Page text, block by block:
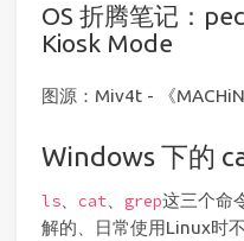
OS 折腾笔记：
Kiosk Mode
图源：Miv4t - 《
Windows 下的
ls cat grep这三个命
解的、日常使用Linux时